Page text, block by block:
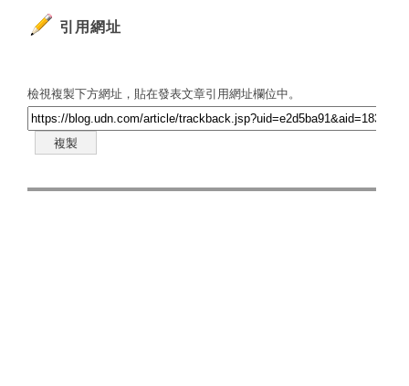
引用網址
檢視複製下方網址，貼在發表文章引用網址欄位中。
複製